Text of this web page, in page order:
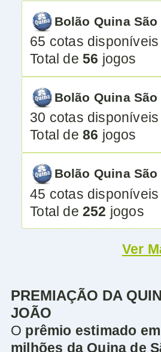
Bolão Quina São
65 cotas disponíveis
Total de56 jogos
Bolão Quina São
30 cotas disponíveis
Total de86 jogos
Bolão Quina São
45 cotas disponíveis
Total de252 jogos
Ver
PREMIAÇÃO DA
JOÃO
O prêmio estimado
milhões da Quina de